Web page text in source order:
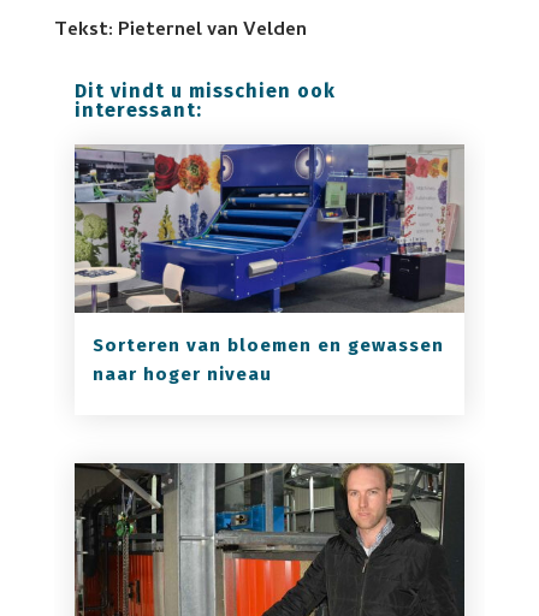
Tekst: Pieternel van Velden
Dit vindt u misschien ook
interessant:
Sorteren van bloemen en gewassen
naar hoger niveau